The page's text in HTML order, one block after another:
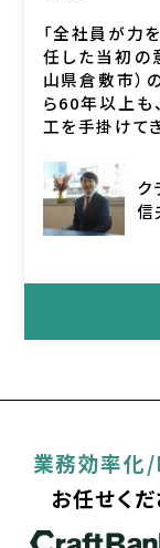
「全社員が力
任した当初の
山県倉敷市）
ら60年以上も
工を手掛けて
ク
信
業務効率化/
お任せくだ